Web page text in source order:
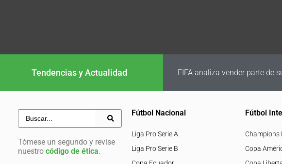
Tendencias y Actualidad FIFA analiza vender parte de
Tómese un segundo y revise
nuestro código de ética.
Fútbol Nacional
Liga Pro Serie A
Liga Pro Serie B
Fútbol
Champions
Copa